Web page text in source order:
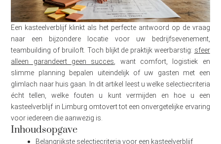
Een kasteelverblijf klinkt als het perfecte antwoord op de vraag
naar een bijzondere locatie voor uw bedrijfsevenement,
teambuilding of bruiloft. Toch blijkt de praktijk weerbarstig: sfeer
alleen garandeert geen succes, want comfort, logistiek en
slimme planning bepalen uiteindelijk of uw gasten met een
glimlach naar huis gaan. In dit artikel leest u welke selectiecriteria
écht tellen, welke fouten u kunt vermijden en hoe u een
kasteelverblijf in Limburg omtovert tot een onvergetelijke ervaring
voor iedereen die aanwezig is.
Inhoudsopgave
Belangrijkste selectiecriteria voor een kasteelverblijf